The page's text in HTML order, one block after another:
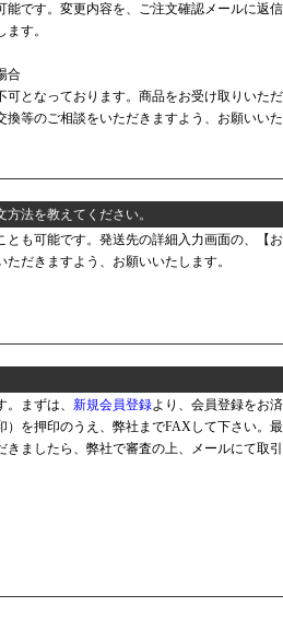
能です。変更内容を、ご注文確認メールに返
す。
合
可となっております。商品をお受け取りいた
等のご相談をいただきますよう、お願いいた
法を教えてください。
も可能です。発送先の詳細入力画面の、【
だきますよう、お願いいたします。
まずは、 新規会員登録より、会員登録をお
）を押印のうえ、弊社までFAXして下さい。最
きましたら、弊社で審査の上、メールにて取